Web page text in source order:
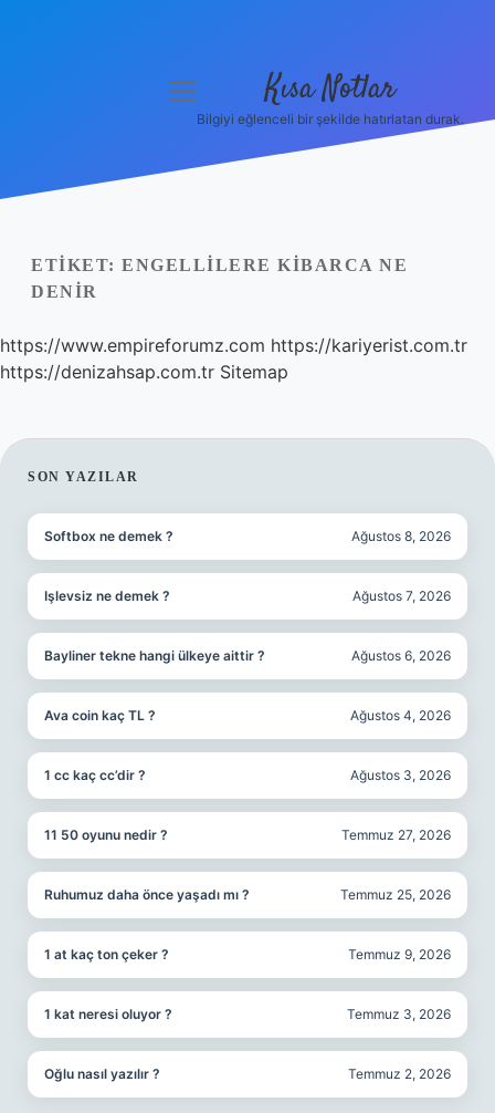
Yasal Uyarı
Hakkımızda
menüyü
Kısa Notlar
Bilgiyi eğlenceli bir şekilde hatırlatan durak.
ETIKET: ENGELLILERE KIBARCA NE
DENIR
https://www.empireforumz.com https://kariyerist.com.tr
https://denizahsap.com.tr Sitemap
SIDEBAR
SON YAZILAR
Softbox ne demek ? Ağustos 8, 2026
Işlevsiz ne demek ? Ağustos 7, 2026
Bayliner tekne hangi ülkeye aittir ? Ağustos 6, 2026
Ava coin kaç TL ? Ağustos 4, 2026
1 cc kaç cc’dir ? Ağustos 3, 2026
11 50 oyunu nedir ? Temmuz 27, 2026
Ruhumuz daha önce yaşadı mı ? Temmuz 25, 2026
1 at kaç ton çeker ? Temmuz 9, 2026
1 kat neresi oluyor ? Temmuz 3, 2026
Oğlu nasıl yazılır ? Temmuz 2, 2026